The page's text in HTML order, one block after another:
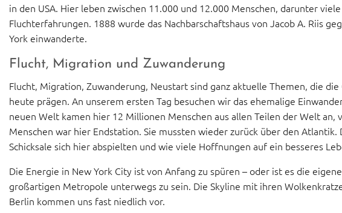
in den USA. Hier leben zwischen 11.000 und 12.000 Menschen, darunter
Fluchterfahrungen. 1888 wurde das Nachbarschaftshaus von Jacob A. Riis
York einwanderte.
Flucht, Migration und Zuwanderung
Flucht, Migration, Zuwanderung, Neustart sind ganz aktuelle Themen, die die
heute prägen. An unserem ersten Tag besuchen wir das ehemalige
neuen Welt kamen hier 12 Millionen Menschen aus allen Teilen der Welt an,
Menschen war hier Endstation. Sie mussten wieder zurück über den
Schicksale sich hier abspielten und wie viele Hoffnungen auf ein besseres
Die Energie in New York City ist von Anfang zu spüren – oder ist es die
großartigen Metropole unterwegs zu sein. Die Skyline mit ihren
Berlin kommen uns fast niedlich vor.